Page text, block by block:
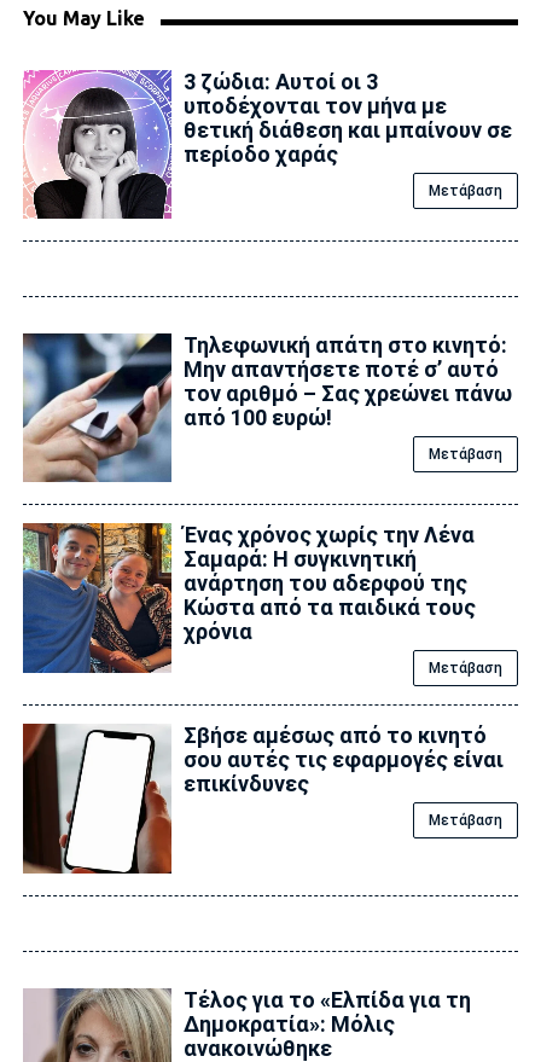
You May Like
3 ζώδια: Αυτοί οι 3
υποδέχονται τον μήνα με
θετική διάθεση και μπαίνουν σε
περίοδο χαράς
Μετάβαση
Τηλεφωνική απάτη στο κινητό:
Μην απαντήσετε ποτέ σ’ αυτό
τον αριθμό – Σας χρεώνει πάνω
από 100 ευρώ!
Μετάβαση
Ένας χρόνος χωρίς την Λένα
Σαμαρά: Η συγκινητική
ανάρτηση του αδερφού της
Κώστα από τα παιδικά τους
χρόνια
Μετάβαση
Σβήσε αμέσως από το κινητό
σου αυτές τις εφαρμογές είναι
επικίvδυνες
Μετάβαση
Τέλος για το «Ελπίδα για τη
Δημοκρατία»: Μόλις
ανακοινώθηκε